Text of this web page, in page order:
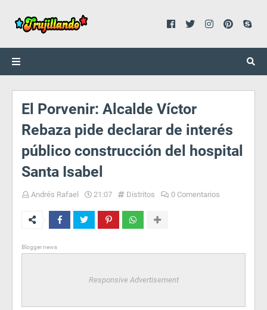
El Porvenir: Alcalde Víctor
Rebaza pide declarar de interés
público construcción del hospital
Santa Isabel
Andrés Rafael 21:07 Distritos 0 Comentarios
Blogger news
Responsive Advertisement